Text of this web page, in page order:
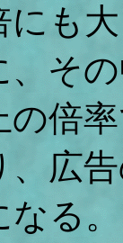
にも
、そ
の倍
広
る